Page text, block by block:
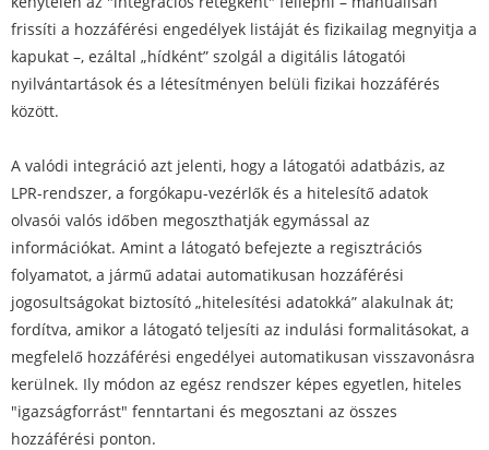
frissíti a hozzáférési engedélyek listáját és fizikailag megnyitja a
kapukat –, ezáltal „hídként” szolgál a digitális látogatói
nyilvántartások és a létesítményen belüli fizikai hozzáférés
között.
A valódi integráció azt jelenti, hogy a látogatói adatbázis, az
LPR-rendszer, a forgókapu-vezérlők és a hitelesítő adatok
olvasói valós időben megoszthatják egymással az
információkat. Amint a látogató befejezte a regisztrációs
folyamatot, a jármű adatai automatikusan hozzáférési
jogosultságokat biztosító „hitelesítési adatokká” alakulnak át;
fordítva, amikor a látogató teljesíti az indulási formalitásokat, a
megfelelő hozzáférési engedélyei automatikusan visszavonásra
kerülnek. Ily módon az egész rendszer képes egyetlen, hiteles
"igazságforrást" fenntartani és megosztani az összes
hozzáférési ponton.